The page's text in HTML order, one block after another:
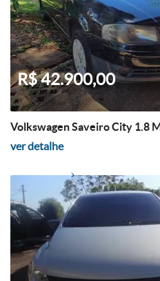
R$ 42.900,00
Volkswagen Saveiro City 1.8
ver detalhe